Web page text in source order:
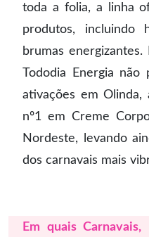
toda a folia, a linha
produtos, incluindo
brumas
Tododia Energia
ativações em Olinda,
nº1 em Creme
Nordeste, levando
dos carnavais mais
Em quais